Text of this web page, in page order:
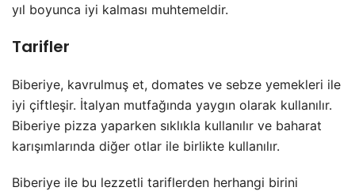
yıl boyunca iyi kalması muhtemeldir.
Tarifler
Biberiye, kavrulmuş et, domates ve sebze yemekleri ile
iyi çiftleşir. İtalyan mutfağında yaygın olarak kullanılır.
Biberiye pizza yaparken sıklıkla kullanılır ve baharat
karışımlarında diğer otlar ile birlikte kullanılır.
Biberiye ile bu lezzetli tariflerden herhangi birini